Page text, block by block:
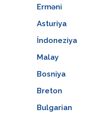
Erməni
Asturiya
İndoneziya
Malay
Bosniya
Breton
Bulgarian